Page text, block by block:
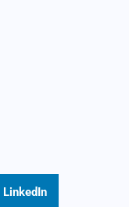
LinkedIn